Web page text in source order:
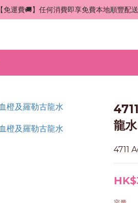
【免運費🚚】任何消費即享免費本地順豐配
龍水
4711